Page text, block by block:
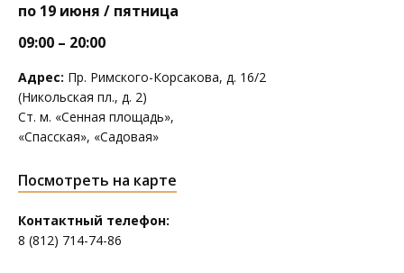
по 19 июня / пятница
09:00 – 20:00
Адрес: Пр. Римского-Корсакова, д. 16/2
(Никольская пл., д. 2)
Ст. м. «Сенная площадь»,
«Спасская», «Садовая»
Посмотреть на карте
Контактный телефон:
8 (812) 714-74-86